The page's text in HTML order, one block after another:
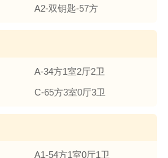
A2-双钥匙-57方
A-34方1室2厅2卫
C-65方3室0厅3卫
A1-54方1室0厅1卫